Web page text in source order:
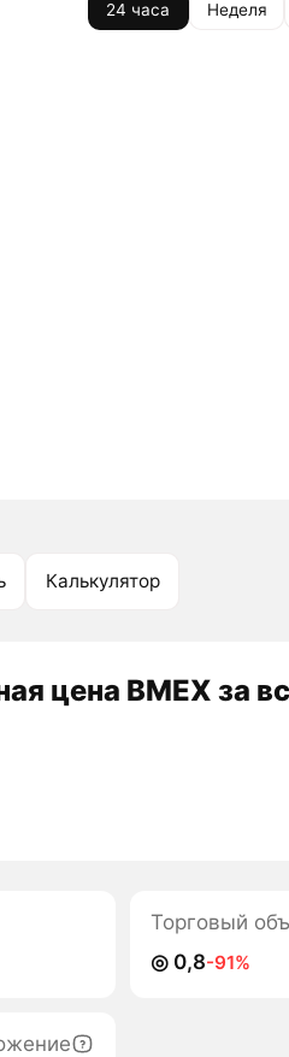
24 часа Неделя
Калькулятор
цена BMEX за
Торговый
◎ 0,8-91%